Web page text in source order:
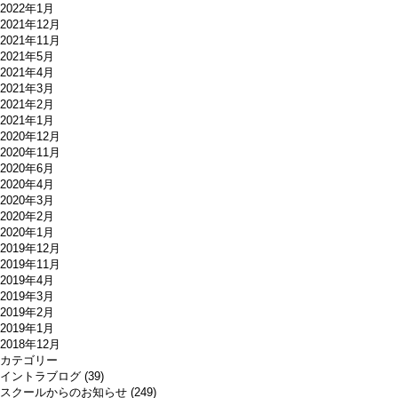
2022年1月
2021年12月
2021年11月
2021年5月
2021年4月
2021年3月
2021年2月
2021年1月
2020年12月
2020年11月
2020年6月
2020年4月
2020年3月
2020年2月
2020年1月
2019年12月
2019年11月
2019年4月
2019年3月
2019年2月
2019年1月
2018年12月
カテゴリー
イントラブログ (39)
スクールからのお知らせ (249)